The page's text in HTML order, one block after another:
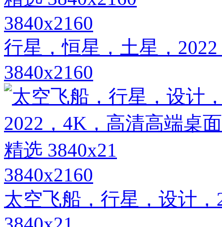
3840x2160
行星，恒星，土星，
3840x2160
3840x2160
太空飞船，行星，设计